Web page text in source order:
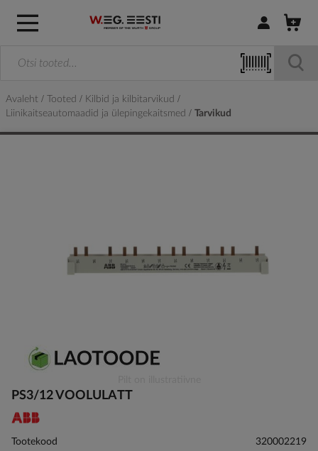
Logi sisse /
Avaleht Tooted
Kilbid ja kilbitarvikud
Liinikaitseautomaadid ja ülepingekaitsmed
Tarvikud
to
beginning
of
PS3/12 VOOLULATT
Tootekood
320002219